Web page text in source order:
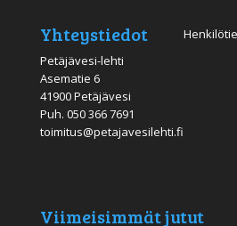
Yhteystiedot
Petäjävesi-lehti
Asematie 6
41900 Petäjävesi
Puh. 050 366 7691
toimitus@petajavesilehti.fi
Viimeisimmät jutut